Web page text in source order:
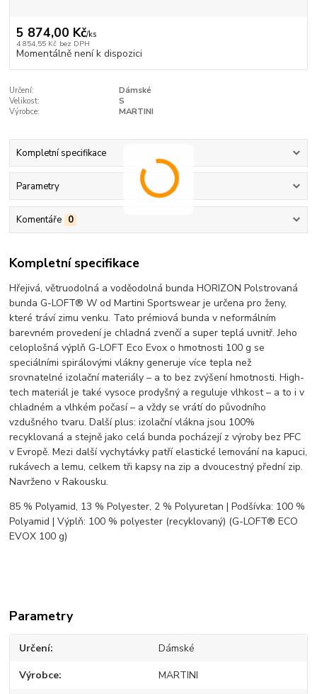
5 874,00 Kč/ks
4 854,55 Kč bez DPH
Momentálně není k dispozici
Určení:
Dámské
Velikost:
S
Výrobce:
MARTINI
Kompletní specifikace
Parametry
Komentáře 0
Kompletní specifikace
Hřejivá, větruodolná a voděodolná bunda HORIZON Polstrovaná
bunda G-LOFT® W od Martini Sportswear je určena pro ženy,
které tráví zimu venku. Tato prémiová bunda v neformálním
barevném provedení je chladná zvenčí a super teplá uvnitř. Jeho
celoplošná výplň G-LOFT Eco Evox o hmotnosti 100 g se
speciálními spirálovými vlákny generuje více tepla než
srovnatelné izolační materiály – a to bez zvýšení hmotnosti. High-
tech materiál je také vysoce prodyšný a reguluje vlhkost – a to i v
chladném a vlhkém počasí – a vždy se vrátí do původního
vzdušného tvaru. Další plus: izolační vlákna jsou 100%
recyklovaná a stejně jako celá bunda pocházejí z výroby bez PFC
v Evropě. Mezi další vychytávky patří elastické lemování na kapuci,
rukávech a lemu, celkem tři kapsy na zip a dvoucestný přední zip.
Navrženo v Rakousku.
85 % Polyamid, 13 % Polyester, 2 % Polyuretan | Podšívka: 100 %
Polyamid | Výplň: 100 % polyester (recyklovaný) (G-LOFT® ECO
EVOX 100 g)
Parametry
Určení Dámské
Výrobce MARTINI